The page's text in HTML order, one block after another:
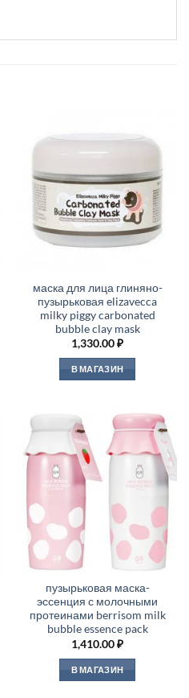
маска для лица глиняно-
пузырьковая elizavecca
milky piggy carbonated
bubble clay mask
1,330.00₽
В МАГАЗИН
пузырьковая маска-
эссенция с молочными
протеинами berrisom milk
bubble essence pack
1,410.00₽
В МАГАЗИН